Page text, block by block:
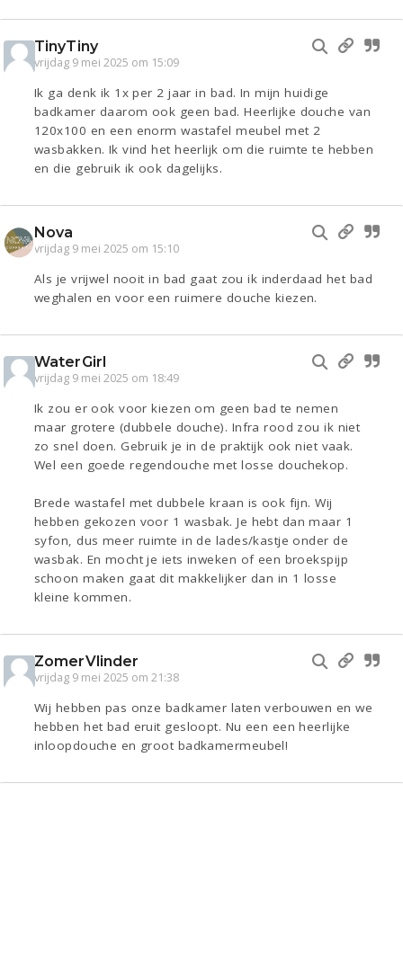
TinyTiny
vrijdag 9 mei 2025 om 15:09
Ik ga denk ik 1x per 2 jaar in bad. In mijn huidige
badkamer daarom ook geen bad. Heerlijke douche van
120x100 en een enorm wastafel meubel met 2
wasbakken. Ik vind het heerlijk om die ruimte te hebben
en die gebruik ik ook dagelijks.
Nova
vrijdag 9 mei 2025 om 15:10
Als je vrijwel nooit in bad gaat zou ik inderdaad het bad
weghalen en voor een ruimere douche kiezen.
WaterGirl
vrijdag 9 mei 2025 om 18:49
Ik zou er ook voor kiezen om geen bad te nemen
maar grotere (dubbele douche). Infra rood zou ik niet
zo snel doen. Gebruik je in de praktijk ook niet vaak.
Wel een goede regendouche met losse douchekop.
Brede wastafel met dubbele kraan is ook fijn. Wij
hebben gekozen voor 1 wasbak. Je hebt dan maar 1
syfon, dus meer ruimte in de lades/kastje onder de
wasbak. En mocht je iets inweken of een broekspijp
schoon maken gaat dit makkelijker dan in 1 losse
kleine kommen.
ZomerVlinder
vrijdag 9 mei 2025 om 21:38
Wij hebben pas onze badkamer laten verbouwen en we
hebben het bad eruit gesloopt. Nu een een heerlijke
inloopdouche en groot badkamermeubel!